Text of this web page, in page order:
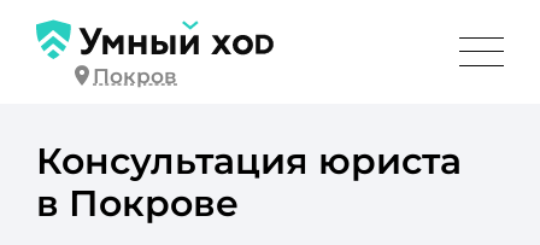
Покров
Консультация юриста
в Покрове